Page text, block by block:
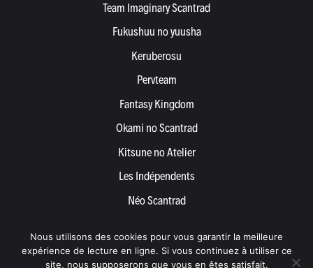
Team Imaginary Scantrad
Fukushuu no yuusha
Keruberosu
Pervteam
Fantasy Kingdom
Okami no Scantrad
Kitsune no Atelier
Les Indépendents
Néo Scantrad
Devenir partenaire
Nous utilisons des cookies pour vous garantir la meilleure
expérience de lecture en ligne. Si vous continuez à utiliser ce
site, nous supposerons que vous en êtes satisfait.